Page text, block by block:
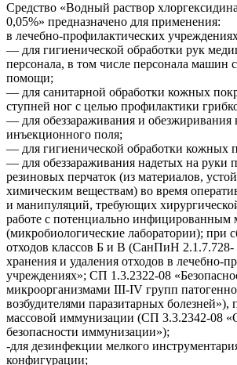
Средство «Водный раствор
0,05%» предназначено для применения:
в лечебно-профилактических
— для гигиенической обработки рук
персонала, в том числе персонала машин
помощи;
— для санитарной обработки кожных
ступней ног с целью профилактики
— для обеззараживания и обезжиривания
инъекционного поля;
— для гигиенической обработки кожных
— для обеззараживания надетых на руки
резиновых перчаток (из материалов,
химическим веществам) во время
и манипуляций, требующих
работе с потенциально инфицированным
(микробиологические лаборатории); при
отходов классов Б и В (СанПиН 2.1.7.728-
хранения и удаления отходов в лечебно-
учреждениях»; СП 1.3.2322-08
микроорганизмами III-IV групп
возбудителями паразитарных болезней»),
массовой иммунизации (СП 3.3.2342-08
безопасности иммунизации»);
-для дезинфекции мелкого
конфигурации;